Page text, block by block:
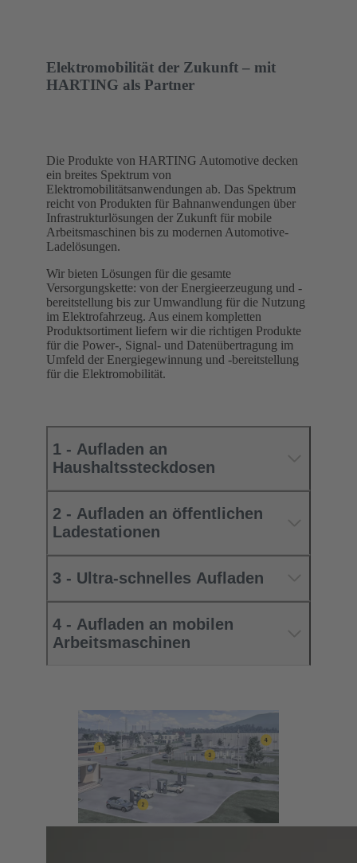
Elektromobilität der Zukunft – mit
HARTING als Partner
Die Produkte von HARTING Automotive decken
ein breites Spektrum von
Elektromobilitätsanwendungen ab. Das Spektrum
reicht von Produkten für Bahnanwendungen über
Infrastrukturlösungen der Zukunft für mobile
Arbeitsmaschinen bis zu modernen Automotive-
Ladelösungen.
Wir bieten Lösungen für die gesamte
Versorgungskette: von der Energieerzeugung und -
bereitstellung bis zur Umwandlung für die Nutzung
im Elektrofahrzeug. Aus einem kompletten
Produktsortiment liefern wir die richtigen Produkte
für die Power-, Signal- und Datenübertragung im
Umfeld der Energiegewinnung und -bereitstellung
für die Elektromobilität.
1 - Aufladen an
Haushaltssteckdosen
2 - Aufladen an öffentlichen
Ladestationen
3 - Ultra-schnelles Aufladen
4 - Aufladen an mobilen
Arbeitsmaschinen